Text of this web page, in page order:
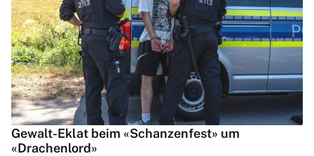
Gewalt-Eklat beim «Schanzenfest» um
«Drachenlord»